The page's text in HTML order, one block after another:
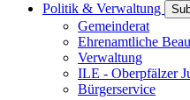
Politik & Verwaltung
Gemeinderat
Ehrenamtliche
Verwaltung
ILE - Oberpfälzer
Bürgerservice